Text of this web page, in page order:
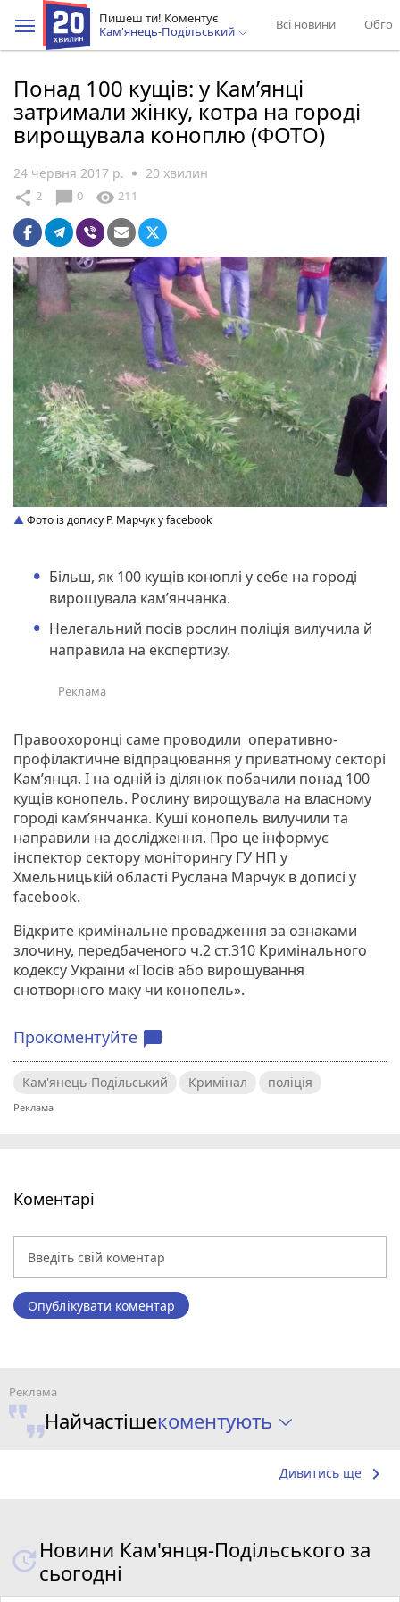
Пишеш ти! Коментує
Кам'янець-Подільський
Всі новини
Понад 100 кущів: у Кам’янці
затримали жінку, котра на городі
вирощувала коноплю (ФОТО)
24 червня 2017 р. 20 хвилин
share 2 chat_bubble 0 visibility 211
Фото із допису Р. Марчук у facebook
Більш, як 100 кущів коноплі у себе на городі
вирощувала кам’янчанка.
Нелегальний посів рослин поліція вилучила й
направила на експертизу.
Правоохоронці саме проводили оперативно-
профілактичне відпрацювання у приватному секторі
Кам’янця. І на одній із ділянок побачили понад 100
кущів конопель. Рослину вирощувала на власному
городі кам’янчанка. Куші конопель вилучили та
направили на дослідження. Про це інформує
інспектор сектору моніторингу ГУ НП у
Хмельницькій області Руслана Марчук в дописі у
facebook.
Відкрите кримінальне провадження за ознаками
злочину, передбаченого ч.2 ст.310 Кримінального
кодексу України «Посів або вирощування
снотворного маку чи конопель».
Прокоментуйте chat_bubble
Кам'янець-Подільський Кримінал поліція
Коментарі
Опублікувати коментар
Найчастішекоментують
Дивитись ще keyboard_arrow_right
Новини Кам'янця-Подільського за
сьогодні